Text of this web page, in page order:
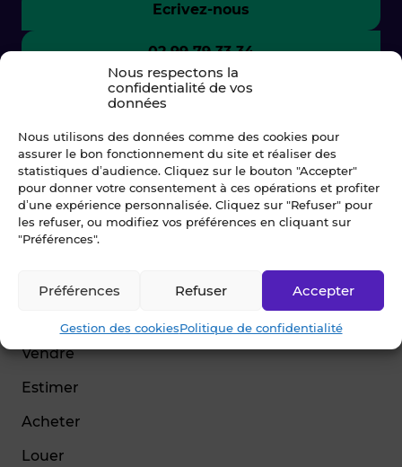
Nous respectons la
confidentialité de vos
données
Nous utilisons des données comme des cookies pour
assurer le bon fonctionnement du site et réaliser des
statistiques d’audience. Cliquez sur le bouton "Accepter"
pour donner votre consentement à ces opérations et profiter
d’une expérience personnalisée. Cliquez sur "Refuser" pour
les refuser, ou modifiez vos préférences en cliquant sur
"Préférences".
Accepter
Refuser
Préférences
Gestion des cookiesPolitique de confidentialité
Ecrivez-nous
02 99 79 33 34
NAVIGATION
Vendre
Estimer
Acheter
Louer